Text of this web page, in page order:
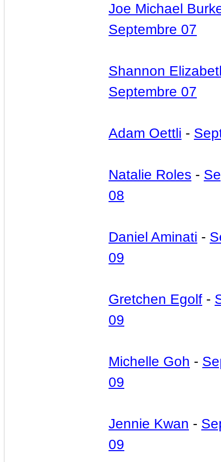
Joe Michael
Septembre 07
Shannon
Septembre 07
Adam Oettli -
Natalie Roles -
08
Daniel Aminati -
09
Gretchen Egolf -
09
Michelle Goh -
09
Jennie Kwan -
09